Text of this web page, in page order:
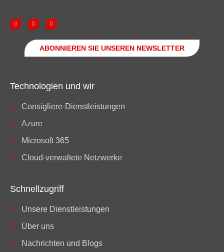
ABONNIEREN SIE UNSEREN NEWSLETTER
Technologien und wir
Consigliere-Dienstleistungen
Azure
Microsoft 365
Cloud-verwaltete Netzwerke
Schnellzugriff
Unsere Dienstleistungen
Über uns
Nachrichten und Blogs